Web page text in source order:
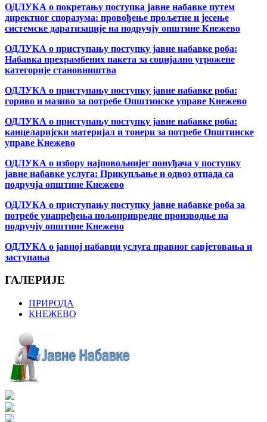
ОДЛУКА о покретању поступка јавне набавке путем
директног споразума: провођење прољетне и јесење
системске даратизације на подручју општине Кнежево
ОДЛУКА о приступању поступку јавне набавке роба:
Набавка прехрамбених пакета за социјално угрожене
категорије становништва
ОДЛУКА о приступању поступку јавне набавке роба:
гориво и мазиво за потребе Општинске управе Кнежево
ОДЛУКА о приступању поступку јавне набавке роба:
канцеларијски материјал и тонери за потребе Општинске
управе Кнежево
ОДЛУКА о избору најповољнијег понуђача у поступку
јавне набавке услуга: Прикупљање и одвоз отпада са
подручја општине Кнежево
ОДЛУКА о приступању поступку јавне набавке роба за
потребе унапређења пољопривредне производње на
подручју општине Кнежево
ОДЛУКА о јавној набавци услуга правног савјетовања и
заступања
ГАЛЕРИЈЕ
ПРИРОДА
КНЕЖЕВО